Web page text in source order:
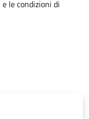
le condizioni di